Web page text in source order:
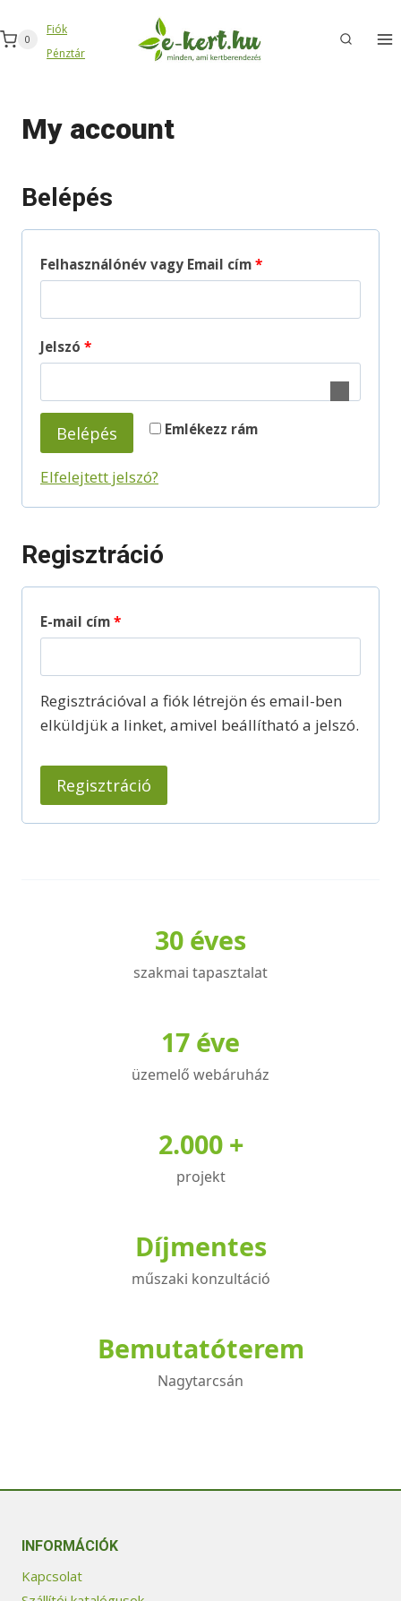
to
content
0
Fiók
Pénztár
My account
Belépés
Felhasználónév vagy Email cím *K
e
Jelszó *K
t
e
l
e
Emlékezz rám
Belépés
Elfelejtett jelszó?
Regisztráció
E-mail cím *K
e
e
Regisztrációval a fiók létrejön és email-ben
elküldjük a linket, amivel beállítható a jelszó.
Regisztráció
30 éves
szakmai tapasztalat
17 éve
üzemelő webáruház
2.000 +
projekt
Díjmentes
műszaki konzultáció
Bemutatóterem
Nagytarcsán
INFORMÁCIÓK
Kapcsolat